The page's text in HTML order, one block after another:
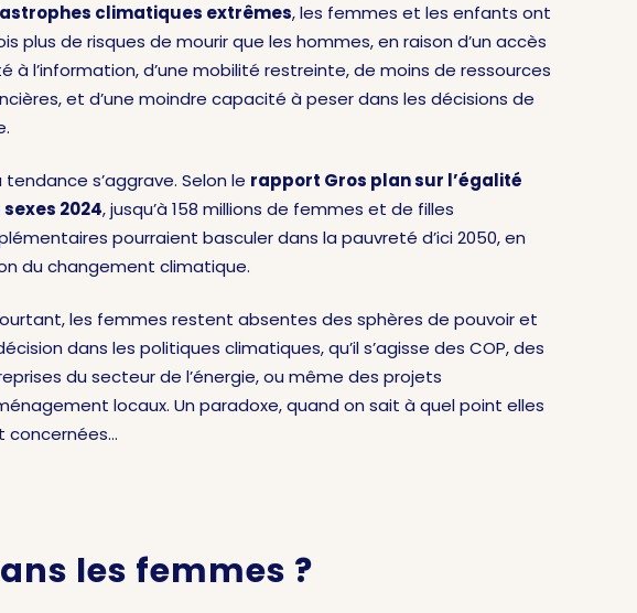
climatiques extrêmes, les femmes et les enfants ont
plus de risques de mourir que les hommes, en raison d’un accès
à l’information, d’une mobilité restreinte, de moins de ressources
et d’une moindre capacité à peser dans les décisions de
tendance s’aggrave. Selon le rapport Gros plan sur l’égalité
sexes 2024, jusqu’à 158 millions de femmes et de filles
pourraient basculer dans la pauvreté d’ici 2050, en
du changement climatique.
les femmes restent absentes des sphères de pouvoir et
dans les politiques climatiques, qu’il s’agisse des COP, des
du secteur de l’énergie, ou même des projets
locaux. Un paradoxe, quand on sait à quel point elles
concernées…
les femmes ?